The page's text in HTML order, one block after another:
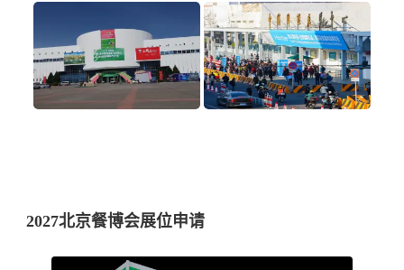
2027北京餐博会展位申请